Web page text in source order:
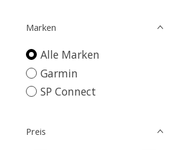
Marken
Alle Marken
Garmin
SP Connect
Preis